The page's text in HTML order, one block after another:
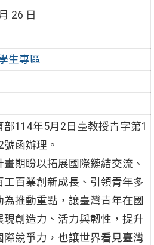
26 日
生專區
部114年5月2日臺教授青字第1
函辦理。
畫期盼以拓展國際鏈結交流、
工百業創新成長、引領青年多
為推動重點，讓臺灣青年在國
現創造力、活力與韌性，提升
際競爭力，也讓世界看見臺灣